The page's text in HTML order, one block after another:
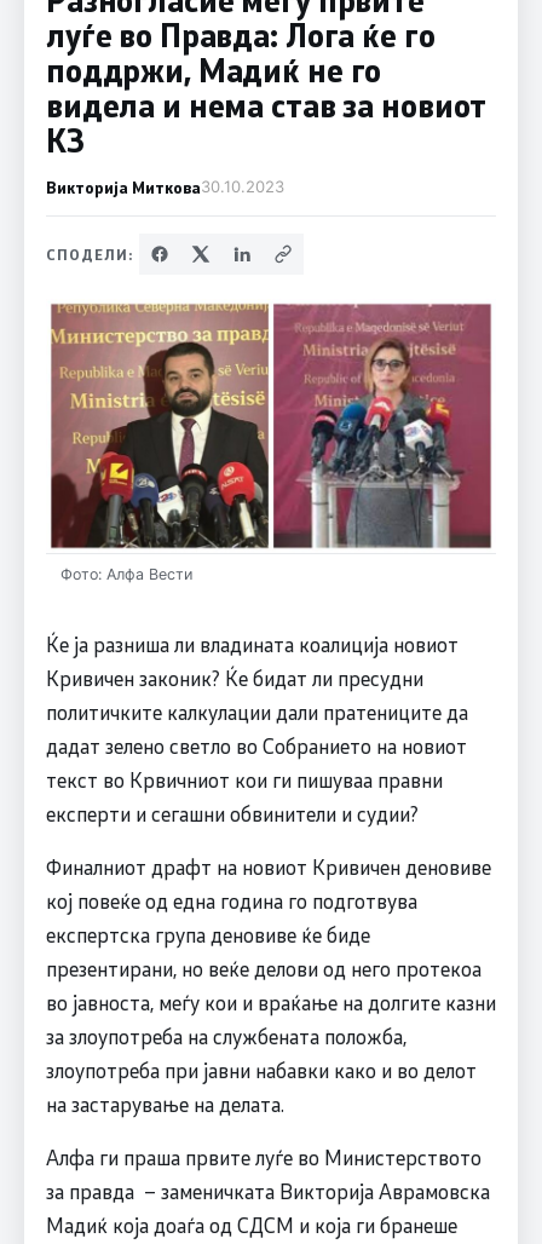
луѓе во Правда: Лога ќе го
поддржи, Мадиќ не го
видела и нема став за новиот
КЗ
Викторија Миткова30.10.2023
СПОДЕЛИ:
Фото: Алфа Вести
Ќе ја разниша ли владината коалиција новиот
Кривичен законик? Ќе бидат ли пресудни
политичките калкулации дали пратениците да
дадат зелено светло во Собранието на новиот
текст во Крвичниот кои ги пишуваа правни
експерти и сегашни обвинители и судии?
Финалниот драфт на новиот Кривичен деновиве
кој повеќе од една година го подготвува
експертска група деновиве ќе биде
презентирани, но веќе делови од него протекоа
во јавноста, меѓу кои и враќање на долгите казни
за злоупотреба на службената положба,
злоупотреба при јавни набавки како и во делот
на застарување на делата.
Алфа ги праша првите луѓе во Министерството
за правда – заменичката Викторија Аврамовска
Мадиќ која доаѓа од СДСМ и која ги бранеше